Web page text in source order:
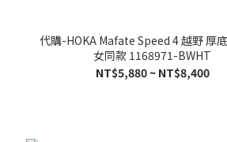
代購-HOKA Mafate Speed 4 越野 厚底 跑鞋 男
女同款 1168971-BWHT
NT$5,880 ~ NT$8,400